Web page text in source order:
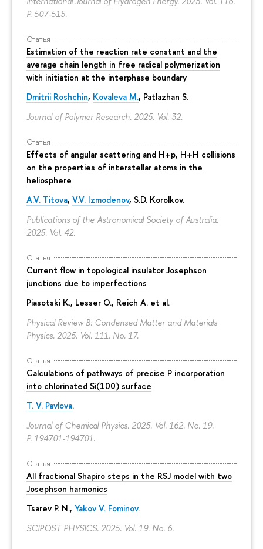
P. 507-515.
Статья
Estimation of the reaction rate constant and the
average chain length in free radical polymerization
with initiation at the interphase boundary
Dmitrii Roshchin, Kovaleva M., Patlazhan S.
Journal of Polymer Research. 2025. Vol. 32.
Статья
Effects of angular scattering and H+p, H+H collisions
on the properties of interstellar atoms in the
heliosphere
A.V. Titova, V.V. Izmodenov, S.D. Korolkov.
Publications of the Astronomical Society of Australia.
2025. Vol. 42.
Статья
Current flow in topological insulator Josephson
junctions due to imperfections
Piasotski K., Lesser O., Reich A. et al.
Physical Review B: Condensed Matter and Materials
Physics. 2025. Vol. 111. No. 17.
Статья
Calculations of pathways of precise P incorporation
into chlorinated Si(100) surface
T. V. Pavlova.
Journal of Chemical Physics. 2025. Vol. 162. No. 19.
P. 194701-194701.
Статья
All fractional Shapiro steps in the RSJ model with two
Josephson harmonics
Tsarev P. N., Yakov V. Fominov.
SCIPOST PHYSICS. 2025. Vol. 19. No. 6.